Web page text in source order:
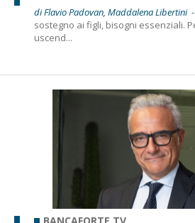
di Flavio Padovan, Maddalena Libertini -
sostegno ai figli, bisogni essenziali.
uscend...